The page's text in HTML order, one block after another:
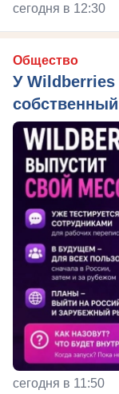
сегодня в 12:30
Общество
У Wildberries
сегодня в 11:50